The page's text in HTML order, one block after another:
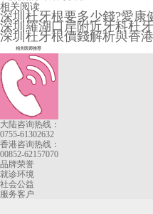
相关阅读
深圳杜牙根要多少錢?愛康
深圳羅湖口岸附近牙科杜
深圳杜牙根價錢解析與香
相关医师推荐
大陆咨询热线：
0755-61302632
香港咨询热线：
00852-62157070
品牌荣誉
就诊环境
社会公益
服务客户